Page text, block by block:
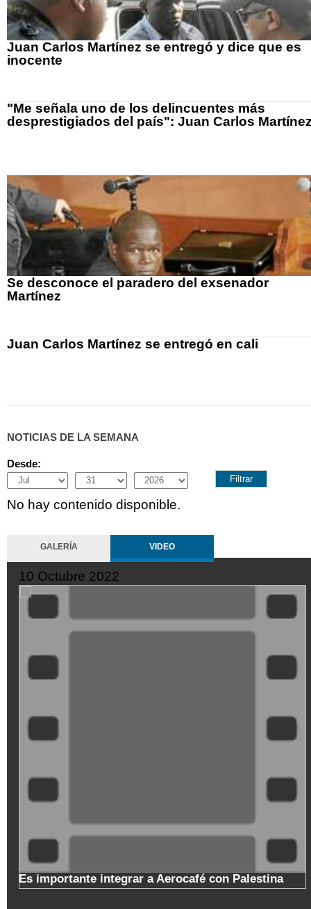
Juan Carlos Martínez se entregó y dice que es
inocente
"Me señala uno de los delincuentes más
desprestigiados del país": Juan Carlos
Se desconoce el paradero del exsenador
Martínez
Juan Carlos Martínez se entregó en cali
NOTICIAS DE LA SEMANA
Desde:
Month
Day Year
No hay contenido disponible.
GALERÍA VIDEO
10 Octubre 2022
ZMtwiZ8t-
Es importante integrar a Aerocafé con Palestina